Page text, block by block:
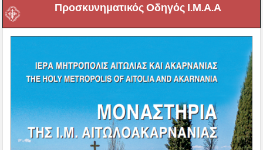
Προσκυνηματικός Οδηγός Ι.Μ.Α.Α